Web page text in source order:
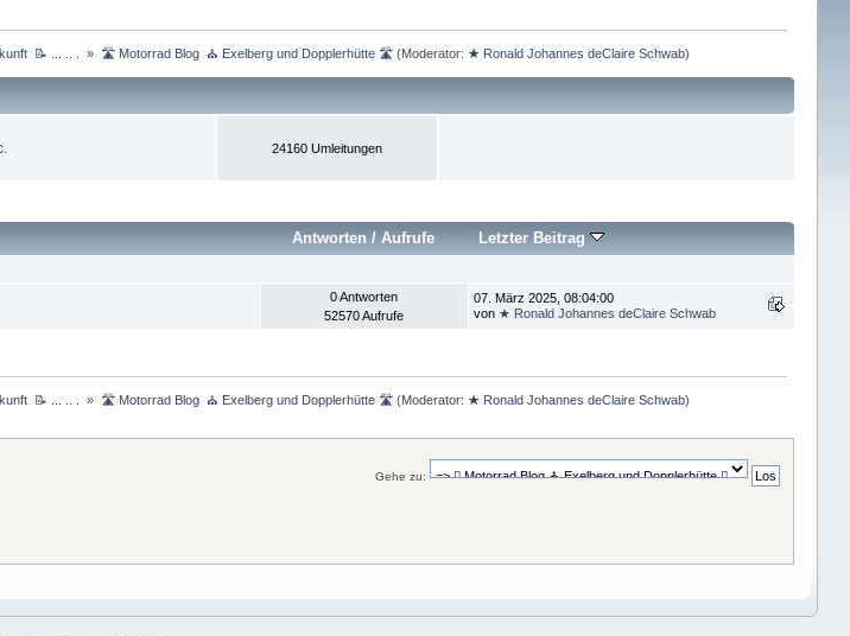
📝 ... .. . » 🛣 Motorrad Blog  ⛪ Exelberg und Dopplerhütte 🛣(Moderator: ★ Ronald Johannes deClaire Schwab)
24160 Umleitungen
Antworten /Aufrufe Letzter Beitrag
0 Antworten
52570 Aufrufe
07. März 2025, 08:04:00
von ★ Ronald Johannes deClaire Schwab
📝 ... .. . » 🛣 Motorrad Blog  ⛪ Exelberg und Dopplerhütte 🛣(Moderator: ★ Ronald Johannes deClaire Schwab)
Gehe zu: